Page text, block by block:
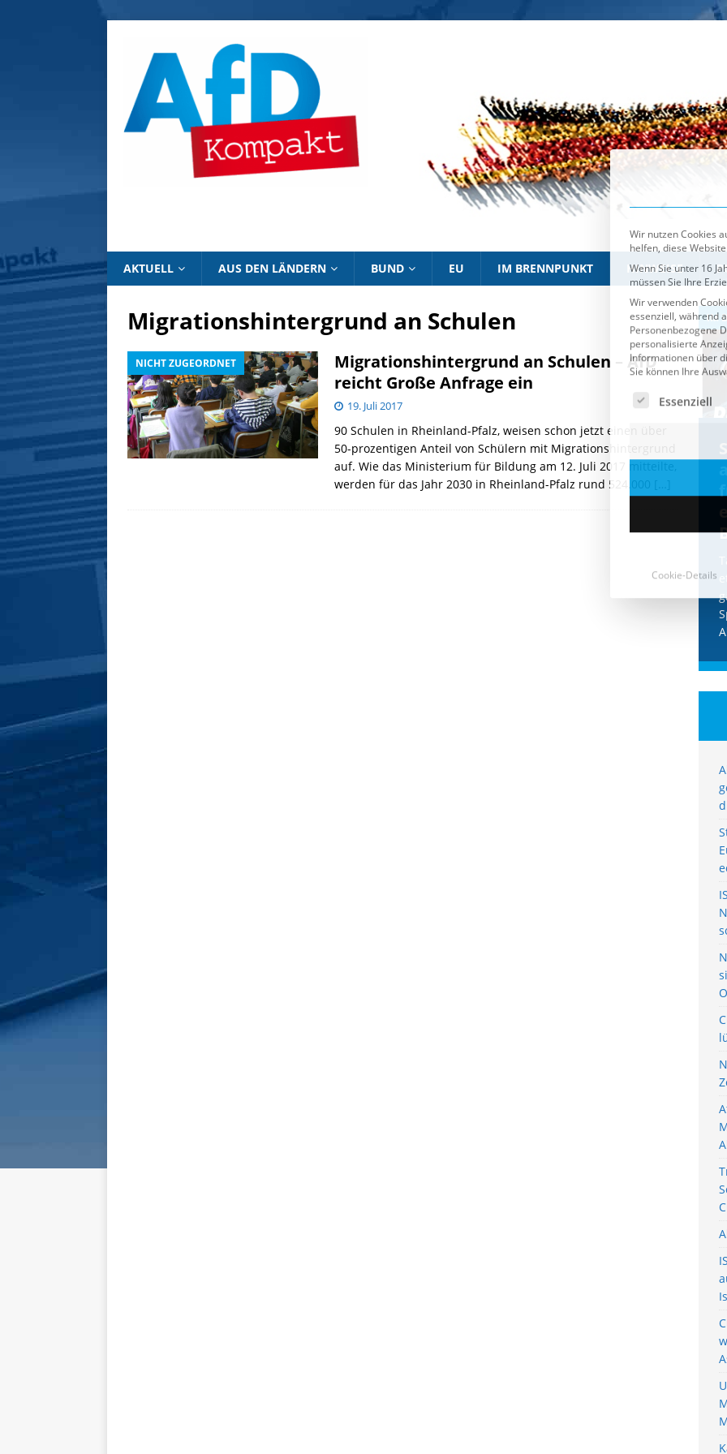
AKTUELL AUS DEN LÄNDERN BUND EU IM BRENNPUNKT HINWEISE
Migrationshintergrund an Schulen
NICHT ZUGEORDNET
Migrationshintergrund an Schulen – AfD
reicht Große Anfrage ein
19. Juli 2017
90 Schulen in Rheinland-Pfalz, weisen schon jetzt einen über
50-prozentigen Anteil von Schülern mit Migrationshintergrund
auf. Wie das Ministerium für Bildung am 12. Juli 2017 mitteilte,
werden für das Jahr 2030 in Rheinland-Pfalz rund 524.000
IM BRENNPUNKT
CDU & Ampel wollen nach
der Wahl wieder Afghanen
einfliegen: Zeit für ein
IM
Wir nutzen Cookies
helfen, diese
Wenn Sie unter 16
müssen Sie Ihre
essenziell, während
Personenbezogene
personalisierte
Sie können Ihre
Es folgt eine
Essenziell